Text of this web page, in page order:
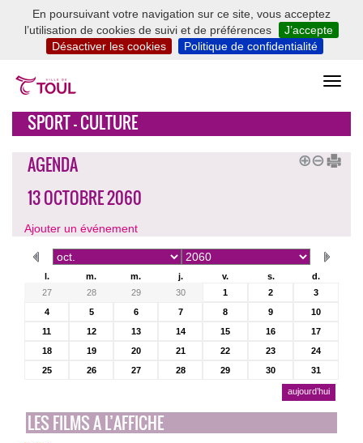
En poursuivant votre navigation sur ce site, vous acceptez
l’utilisation de cookies de suivi et de préférences
J’accepte
Désactiver les cookies
Politique de confidentialité
SPORT - CULTURE
AGENDA
13 OCTOBRE 2060
Ajouter un événement
l. m. m. j. v. s.
d.
27
28 29 30 1 2
3
4
5 6 7 8 9
10
11
12 13 14 15 16
17
18
19 20 21 22 23
24
25
26 27 28 29 30 31
aujourd’hui
LES FILMS A L’AFFICHE